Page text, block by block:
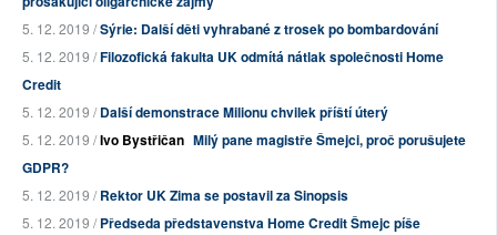
5. 12. 2019 /Sýrie: Další děti vyhrabané z trosek po bombardování
5. 12. 2019 /Filozofická fakulta UK odmítá nátlak společnosti Home
Credit
5. 12. 2019 /Další demonstrace Milionu chvilek příští úterý
5. 12. 2019 /Ivo Bystřičan Milý pane magistře Šmejci, proč porušujete
GDPR?
5. 12. 2019 /Rektor UK Zima se postavil za Sinopsis
5. 12. 2019 /Předseda představenstva Home Credit Šmejc píše